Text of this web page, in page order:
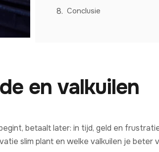
Conclusie
en valkuilen
betaalt later: in tijd, geld en
slim plant en welke valkuilen je beter